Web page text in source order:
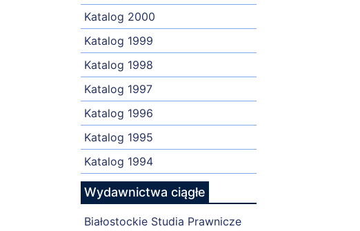
Katalog 2000
Katalog 1999
Katalog 1998
Katalog 1997
Katalog 1996
Katalog 1995
Katalog 1994
Wydawnictwa ciągłe
Białostockie Studia Prawnicze